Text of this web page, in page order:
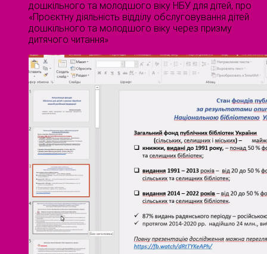
дошкільного та молодшого віку НБУ для дітей, про
«Проєктну діяльність відділу обслуговування дітей
дошкільного та молодшого віку через призму
дитячого читання»